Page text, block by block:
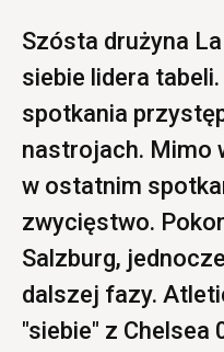
Szósta drużyna
siebie lidera tabeli.
spotkania
nastrojach. Mimo
w ostatnim
zwycięstwo.
Salzburg,
dalszej fazy.
"siebie" z